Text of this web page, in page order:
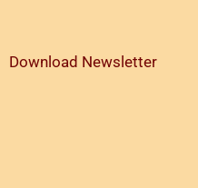
Download Newsletter